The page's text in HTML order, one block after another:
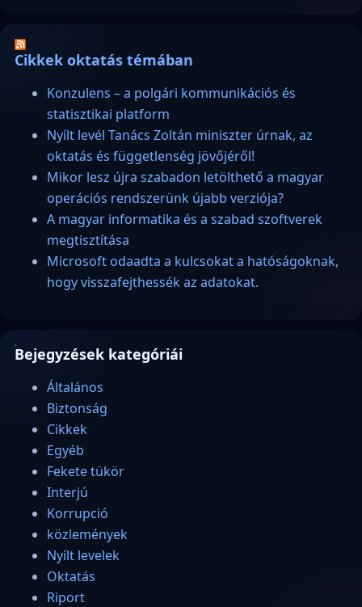
Cikkek oktatás témában
Konzulens – a polgári kommunikációs és
statisztikai platform
Nyílt levél Tanács Zoltán miniszter úrnak, az
oktatás és függetlenség jövőjéről!
Mikor lesz újra szabadon letölthető a magyar
operációs rendszerünk újabb verziója?
A magyar informatika és a szabad szoftverek
megtisztítása
Microsoft odaadta a kulcsokat a hatóságoknak,
hogy visszafejthessék az adatokat.
Bejegyzések kategóriái
Általános
Biztonság
Cikkek
Egyéb
Fekete tükör
Interjú
Korrupció
közlemények
Nyílt levelek
Oktatás
Riport